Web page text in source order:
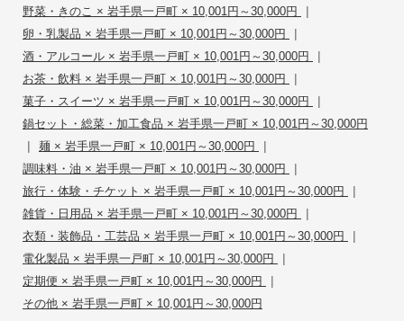
野菜・きのこ × 岩手県一戸町 × 10,001円～30,000円 |
卵・乳製品 × 岩手県一戸町 × 10,001円～30,000円 |
酒・アルコール × 岩手県一戸町 × 10,001円～30,000円 |
お茶・飲料 × 岩手県一戸町 × 10,001円～30,000円 |
菓子・スイーツ × 岩手県一戸町 × 10,001円～30,000円 |
鍋セット・総菜・加工食品 × 岩手県一戸町 × 10,001円～30,000円
| 麺 × 岩手県一戸町 × 10,001円～30,000円 |
調味料・油 × 岩手県一戸町 × 10,001円～30,000円 |
旅行・体験・チケット × 岩手県一戸町 × 10,001円～30,000円 |
雑貨・日用品 × 岩手県一戸町 × 10,001円～30,000円 |
衣類・装飾品・工芸品 × 岩手県一戸町 × 10,001円～30,000円 |
電化製品 × 岩手県一戸町 × 10,001円～30,000円 |
定期便 × 岩手県一戸町 × 10,001円～30,000円 |
その他 × 岩手県一戸町 × 10,001円～30,000円